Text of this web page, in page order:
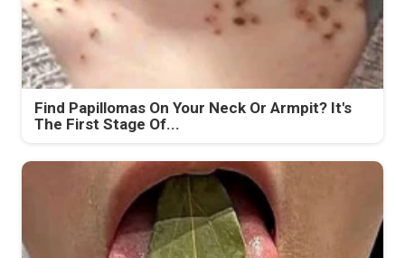
Find Papillomas On Your Neck Or Armpit? It's
The First Stage Of...